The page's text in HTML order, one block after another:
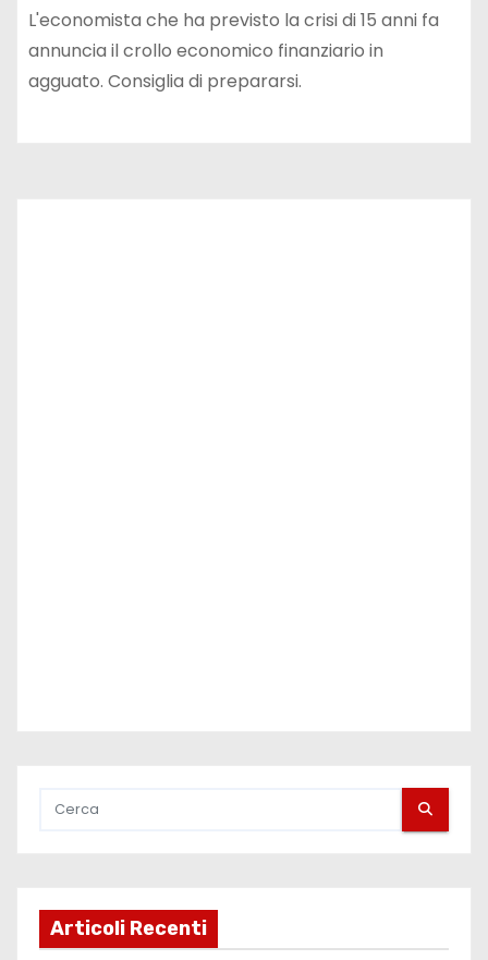
L'economista che ha previsto la crisi di 15 anni fa
annuncia il crollo economico finanziario in
agguato. Consiglia di prepararsi.
Articoli Recenti